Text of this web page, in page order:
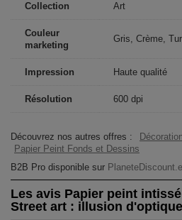
Collection Art
Couleur
marketing
Gris, Crème,
Impression Haute qualité
Résolution 600 dpi
Découvrez nos autres offres :
Papier Peint Fonds et Dessins
B2B Pro disponible sur
Les avis Papier peint
Street art : illusion d'optique